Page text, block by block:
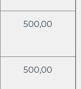
500,00
500,00